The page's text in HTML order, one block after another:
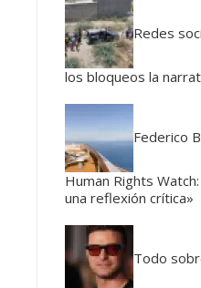
Redes
los bloqueos la
Federico
Human Rights
una reflexión crítica»
Todo